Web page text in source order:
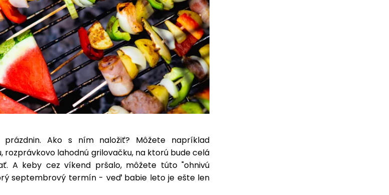
prázdnin. Ako s ním naložiť? Môžete napríklad
rozprávkovo lahodnú grilovačku, na ktorú bude celá
A keby cez víkend pršalo, môžete túto "ohnivú
septembrový termín - veď babie leto je ešte len